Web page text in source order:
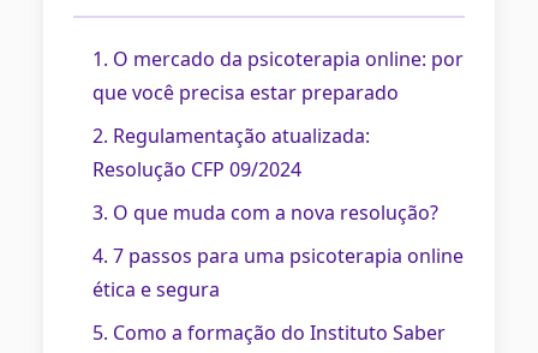
1. O mercado da psicoterapia online: por
que você precisa estar preparado
2. Regulamentação atualizada:
Resolução CFP 09/2024
3. O que muda com a nova resolução?
4. 7 passos para uma psicoterapia online
ética e segura
5. Como a formação do Instituto Saber